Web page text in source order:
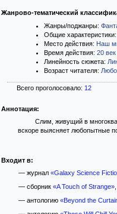
Жанрово-тематический
Жанры/поджанры:
Общие характеристики:
Место действия: Наш
Время действия: 20 век
Линейность сюжета:
Возраст читателя:
Всего проголосовало: 12
Аннотация:
Слим, живущий в
вскоре выясняет любопытные
Входит в:
— журнал «Galaxy Science
— сборник «A Touch of Strange»,
— антологию «Beyond the